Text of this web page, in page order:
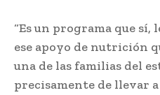
“Es un programa que sí,
ese apoyo de nutrición
una de las familias del
precisamente de llevar